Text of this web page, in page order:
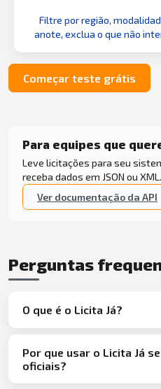
Filtre por região,
anote, exclua o que não
Começar teste grátis
Para equipes que
Leve licitações para seu
receba dados em JSON ou XML.
Ver documentação da API
Perguntas
O que é o Licita Já?
Por que usar o Licita Já
oficiais?